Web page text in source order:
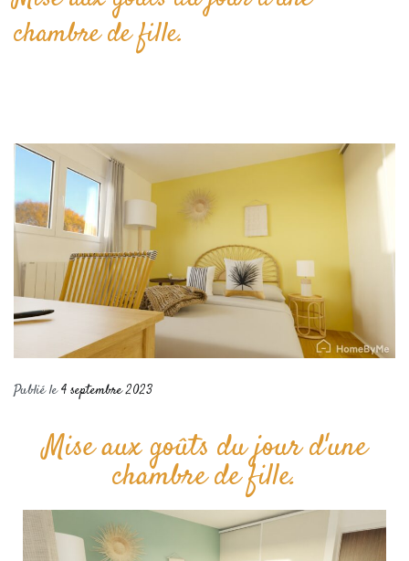
chambre de fille.
Publié le4 septembre 2023
Mise aux goûts du jour d'une
chambre de fille.